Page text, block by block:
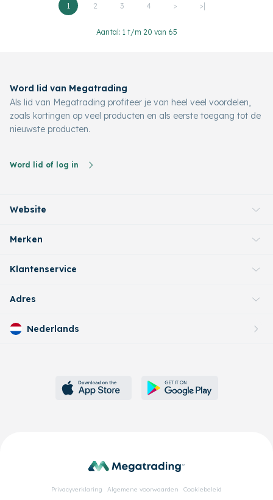
1 2 3 4 > >|
Aantal: 1 t/m 20 van 65
Word lid van Megatrading
Als lid van Megatrading profiteer je van heel veel voordelen,
zoals kortingen op veel producten en als eerste toegang tot de
nieuwste producten.
Word lid of log in
Website
Merken
Klantenservice
Adres
Nederlands
Privacyverklaring Algemene voorwaarden Cookiebeleid